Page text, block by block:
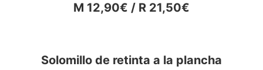
M 12,90€ / R 21,50€
Solomillo de retinta a la plancha